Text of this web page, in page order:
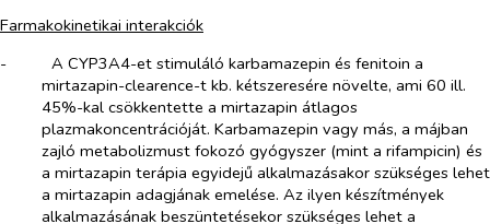
Farmakokinetikai interakciók
-​
A CYP3A4-et stimuláló karbamazepin és fenitoin a
mirtazapin-clearence-t kb. kétszeresére növelte, ami 60 ill.
45%-kal csökkentette a mirtazapin átlagos
plazmakoncentrációját. Karbamazepin vagy más, a májban
zajló metabolizmust fokozó gyógyszer (mint a rifampicin) és
a mirtazapin terápia egyidejű alkalmazásakor szükséges lehet
a mirtazapin adagjának emelése. Az ilyen készítmények
alkalmazásának beszüntetésekor szükséges lehet a